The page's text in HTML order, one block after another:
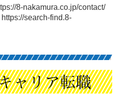
8-nakamura.co.jp/contact/
https://search-find.8-